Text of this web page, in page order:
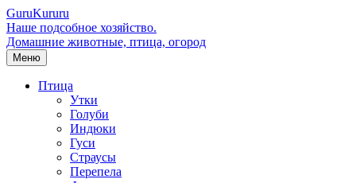
GuruKururu
Наше подсобное хозяйство.
Домашние животные, птица, огород
Меню
Птица
Утки
Голуби
Индюки
Гуси
Страусы
Перепела